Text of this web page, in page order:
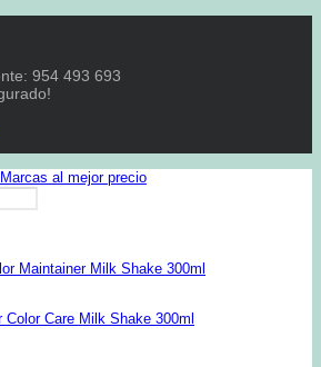
954 493 693
Maintainer Milk Shake 300ml
Care Milk Shake 300ml